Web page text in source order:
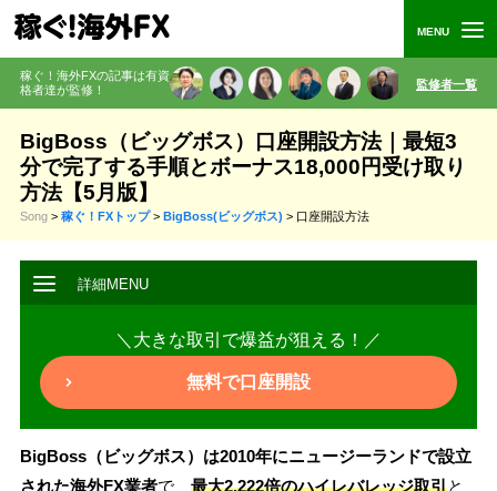
稼ぐ！海外FXの記事は有資
格者達が監修 ！ 監修者一覧
BigBoss（ビッグボス）口座開設方法｜最短3
分で完了する手順とボーナス18,000円受け取り
方法【5月版】
Song > 稼ぐ！FXトップ> BigBoss(ビッグボス) > 口座開設方法
＼大きな取引で爆益が狙える！／
無料で口座開設
BigBoss（ビッグボス）は2010年にニュージーランドで設立
された海外FX業者で、 最大2,222倍のハイレバレッジ取引と